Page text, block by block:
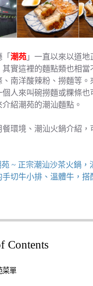
潮苑 」一直以來以道
其實這裡的麵點類也相當
南洋酸辣粉、撈麵等。
個人來叫碗撈麵或粿條也
紹潮苑的潮汕麵點。
餐環境、潮汕火鍋介紹，
~ 正宗潮汕沙茶火鍋，
手切牛小排、溫體牛，搭
Contents
菜單